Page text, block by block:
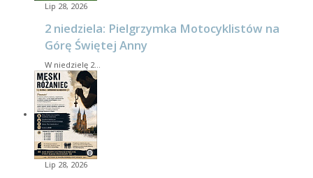
Lip 28, 2026
2 niedziela: Pielgrzymka Motocyklistów na
Górę Świętej Anny
W niedzielę 2…
Lip 28, 2026